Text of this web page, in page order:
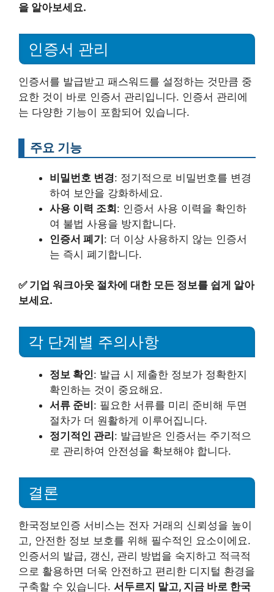
을 알아보세요.
인증서 관리
인증서를 발급받고 패스워드를 설정하는 것만큼 중
요한 것이 바로 인증서 관리입니다. 인증서 관리에
는 다양한 기능이 포함되어 있습니다.
주요 기능
비밀번호 변경: 정기적으로 비밀번호를 변경
하여 보안을 강화하세요.
사용 이력 조회: 인증서 사용 이력을 확인하
여 불법 사용을 방지합니다.
인증서 폐기: 더 이상 사용하지 않는 인증서
는 즉시 폐기합니다.
✅ 기업 워크아웃 절차에 대한 모든 정보를 쉽게 알아
보세요.
각 단계별 주의사항
정보 확인: 발급 시 제출한 정보가 정확한지
확인하는 것이 중요해요.
서류 준비: 필요한 서류를 미리 준비해 두면
절차가 더 원활하게 이루어집니다.
정기적인 관리: 발급받은 인증서는 주기적으
로 관리하여 안전성을 확보해야 합니다.
결론
한국정보인증 서비스는 전자 거래의 신뢰성을 높이
고, 안전한 정보 보호를 위해 필수적인 요소이에요.
인증서의 발급, 갱신, 관리 방법을 숙지하고 적극적
으로 활용하면 더욱 안전하고 편리한 디지털 환경을
구축할 수 있습니다. 서두르지 말고, 지금 바로 한국